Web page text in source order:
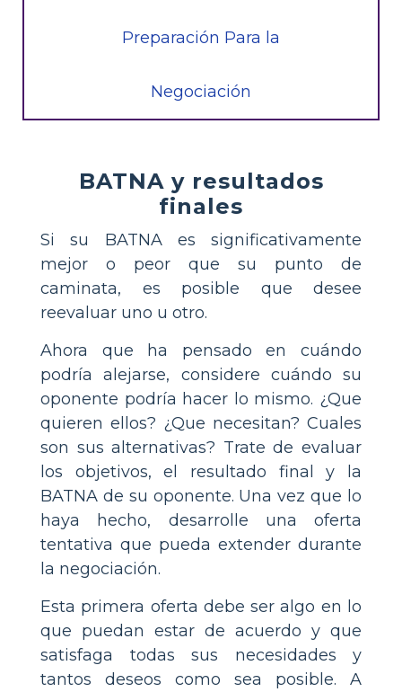
Preparación Para la
Negociación
BATNA y resultados
finales
Si su BATNA es significativamente
mejor o peor que su punto de
caminata, es posible que desee
reevaluar uno u otro.
Ahora que ha pensado en cuándo
podría alejarse, considere cuándo su
oponente podría hacer lo mismo. ¿Que
quieren ellos? ¿Que necesitan? Cuales
son sus alternativas? Trate de evaluar
los objetivos, el resultado final y la
BATNA de su oponente. Una vez que lo
haya hecho, desarrolle una oferta
tentativa que pueda extender durante
la negociación.
Esta primera oferta debe ser algo en lo
que puedan estar de acuerdo y que
satisfaga todas sus necesidades y
tantos deseos como sea posible. A